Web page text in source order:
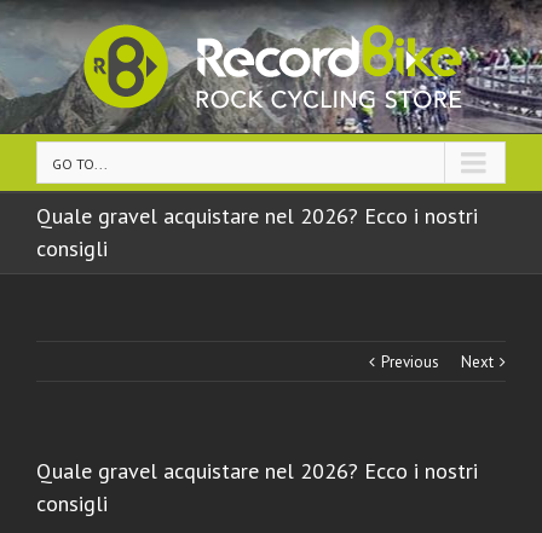
GO TO...
Quale gravel acquistare nel 2026? Ecco i nostri
consigli
Previous Next
Quale gravel acquistare nel 2026? Ecco i nostri
consigli